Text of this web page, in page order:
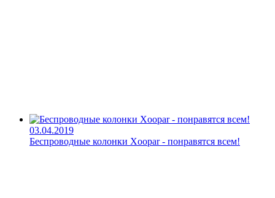
03.04.2019
Беспроводные колонки Xoopar - понравятся всем!